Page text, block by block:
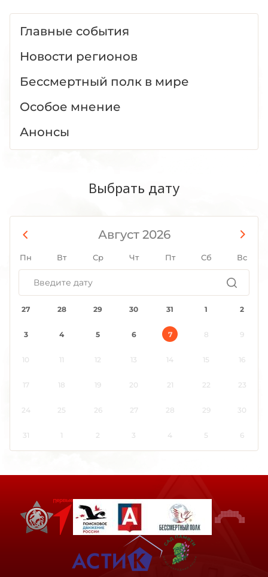
Главные события
Новости регионов
Бессмертный полк в мире
Особое мнение
Анонсы
Выбрать дату
Август 2026
Пн Вт Ср Чт Пт Сб Вс
27 28 29 30 31 1 2
3 4 5 6 7 8 9
10 11 12 13 14 15 16
17 18 19 20 21 22 23
24 25 26 27 28 29 30
31 1 2 3 4 5 6